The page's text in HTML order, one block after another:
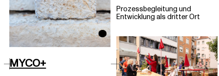
MYCO+
Prozessbegleitung und
Entwicklung als dritter Ort